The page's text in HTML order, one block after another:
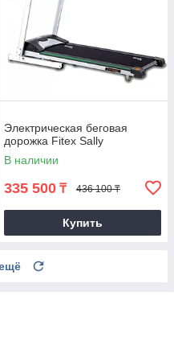
Электрическая беговая
дорожка Fitex Sally
В наличии
335 500 ₸ 436 100 ₸
Купить